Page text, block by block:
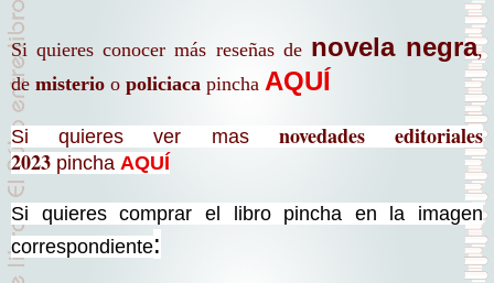
Si quieres conocer más reseñas de novela negra,
de misterio o policiaca pincha AQUÍ
Si quieres ver mas novedades editoriales
2023 pincha AQUÍ
Si quieres comprar el libro pincha en la imagen
correspondiente: